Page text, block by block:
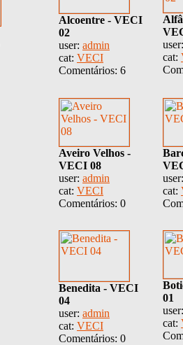
Alcoentre - VECI
02
user: admin
cat: VECI
Comentários: 6
cat:
Aveiro Velhos -
VECI 08
user: admin
cat: VECI
Comentários: 0
cat:
Benedita - VECI
04
user: admin
cat: VECI
Comentários: 0
01
cat: